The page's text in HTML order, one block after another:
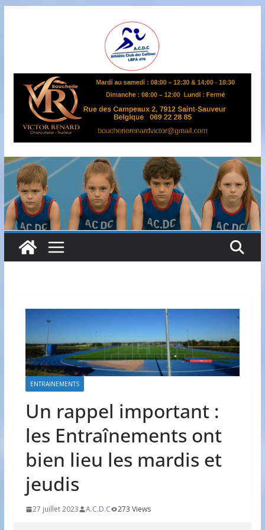
A
S
B
L
L
B
F
A
4
7
ENTRAINEMENTS
Un rappel important :
les Entraînements ont
bien lieu les mardis et
jeudis
27 juillet 2023 A.C.D.C 273 Views